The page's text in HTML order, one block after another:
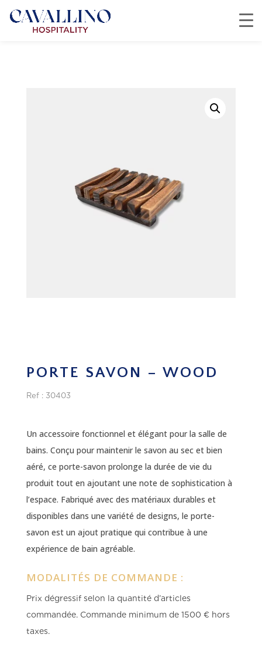
PORTE SAVON – WOOD
Ref : 30403
Un accessoire fonctionnel et élégant pour la salle de
bains. Conçu pour maintenir le savon au sec et bien
aéré, ce porte-savon prolonge la durée de vie du
produit tout en ajoutant une note de sophistication à
l’espace. Fabriqué avec des matériaux durables et
disponibles dans une variété de designs, le porte-
savon est un ajout pratique qui contribue à une
expérience de bain agréable.
MODALITÉS DE COMMANDE :
Prix dégressif selon la quantité d’articles
commandée. Commande minimum de 1500 € hors
taxes.